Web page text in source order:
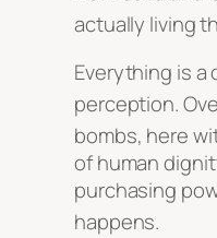
actually living
Everything is a
perception.
bombs, here
of human
purchasing
happens.